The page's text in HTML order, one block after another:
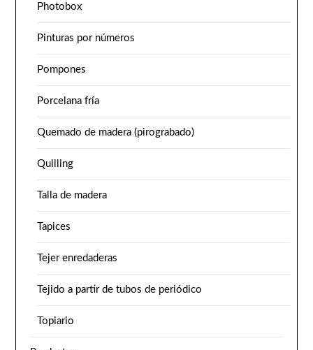
Photobox
Pinturas por números
Pompones
Porcelana fría
Quemado de madera (pirograbado)
Quilling
Talla de madera
Tapices
Tejer enredaderas
Tejido a partir de tubos de periódico
Topiario